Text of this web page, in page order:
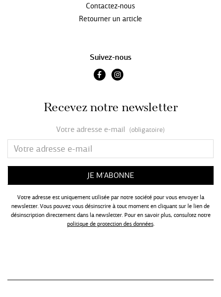
Contactez-nous
Retourner un article
Suivez-nous
Recevez notre newsletter
Votre adresse e-mail (obligatoire)
Votre adresse est uniquement utilisée par notre société pour vous envoyer la
newsletter. Vous pouvez vous désinscrire à tout moment en cliquant sur le lien de
désinscription directement dans la newsletter. Pour en savoir plus, consultez notre
politique de protection des données.